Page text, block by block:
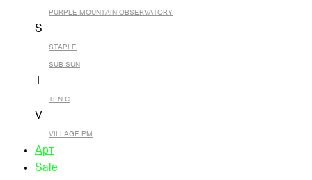
PURPLE MOUNTAIN OBSERVATORY
S
STAPLE
SUB SUN
TEN C
V
VILLAGE PM
Арт
Sale